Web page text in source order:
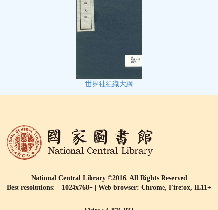
世界社組織大綱
:::
National Central Library ©2016, All Rights Reserved
Best resolutions: 1024x768+ | Web browser: Chrome, Firefox, IE11+